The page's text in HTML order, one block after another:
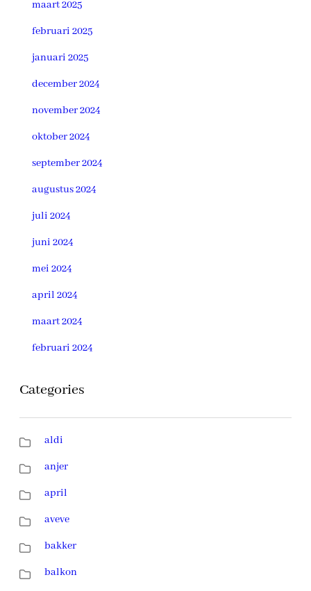
maart 2025
februari 2025
januari 2025
december 2024
november 2024
oktober 2024
september 2024
augustus 2024
juli 2024
juni 2024
mei 2024
april 2024
maart 2024
februari 2024
Categories
aldi
anjer
april
aveve
bakker
balkon